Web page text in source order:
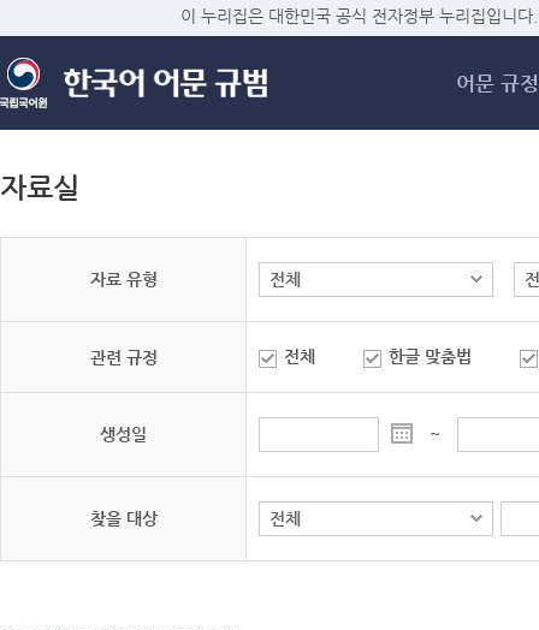
메
이 누리집은 대한민국 공식 전자정부 누리집입니다.
어문 규정
자료실
자료 유형
관련 규정 전체 한글 맞춤법
생성일 ~
찾을 대상